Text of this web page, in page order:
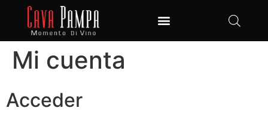
Mi cuenta
Acceder